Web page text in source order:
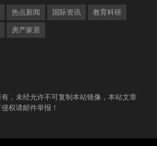
热点新闻 国际资讯 教育科研
房产家居
，未经允许不可复制本站镜像，本站文章
权请邮件举报！